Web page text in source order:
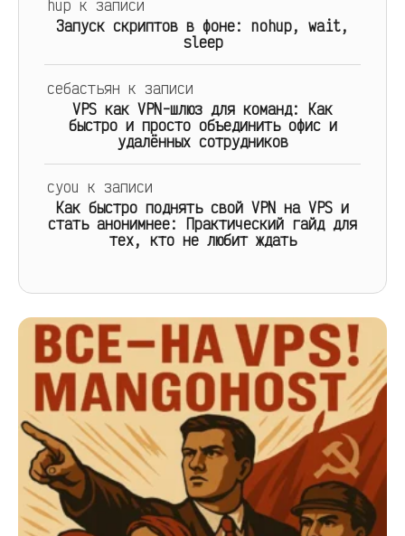
hup к записи
Запуск скриптов в фоне: nohup, wait,
sleep
себастьян к записи
VPS как VPN-шлюз для команд: Как
быстро и просто объединить офис и
удалённых сотрудников
cyou к записи
Как быстро поднять свой VPN на VPS и
стать анонимнее: Практический гайд для
тех, кто не любит ждать